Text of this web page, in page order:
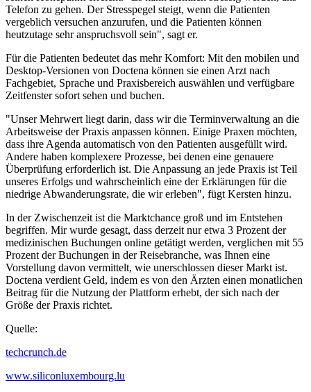
Telefon zu gehen. Der Stresspegel steigt, wenn die Patienten
vergeblich versuchen anzurufen, und die Patienten können
heutzutage sehr anspruchsvoll sein", sagt er.
Für die Patienten bedeutet das mehr Komfort: Mit den mobilen und
Desktop-Versionen von Doctena können sie einen Arzt nach
Fachgebiet, Sprache und Praxisbereich auswählen und verfügbare
Zeitfenster sofort sehen und buchen.
"Unser Mehrwert liegt darin, dass wir die Terminverwaltung an die
Arbeitsweise der Praxis anpassen können. Einige Praxen möchten,
dass ihre Agenda automatisch von den Patienten ausgefüllt wird.
Andere haben komplexere Prozesse, bei denen eine genauere
Überprüfung erforderlich ist. Die Anpassung an jede Praxis ist Teil
unseres Erfolgs und wahrscheinlich eine der Erklärungen für die
niedrige Abwanderungsrate, die wir erleben", fügt Kersten hinzu.
In der Zwischenzeit ist die Marktchance groß und im Entstehen
begriffen. Mir wurde gesagt, dass derzeit nur etwa 3 Prozent der
medizinischen Buchungen online getätigt werden, verglichen mit 55
Prozent der Buchungen in der Reisebranche, was Ihnen eine
Vorstellung davon vermittelt, wie unerschlossen dieser Markt ist.
Doctena verdient Geld, indem es von den Ärzten einen monatlichen
Beitrag für die Nutzung der Plattform erhebt, der sich nach der
Größe der Praxis richtet.
Quelle:
techcrunch.de
www.siliconluxembourg.lu